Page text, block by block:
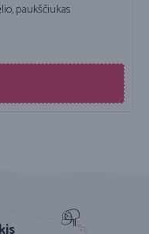
paukščiukas